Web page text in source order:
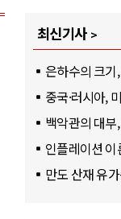
최신기사
은하수의 크
중국·러시아,
백악관의 대부
인플레이션 이
만도 산재 유